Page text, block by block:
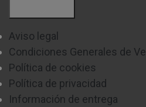
Aviso legal
Condiciones Generales de
Política de cookies
Política de privacidad
Información de entrega